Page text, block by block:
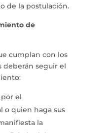
de la postulación.
de
cumplan con los
deberán seguir el
el
o quien haga sus
la